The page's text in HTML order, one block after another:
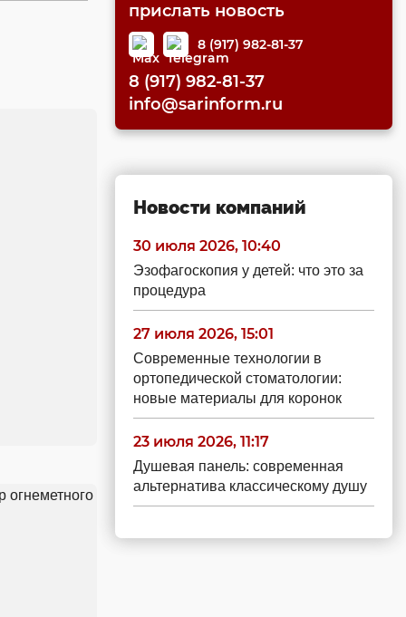
прислать новость
8 (917) 982-81-37
8 (917) 982-81-37
info@sarinform.ru
Новости компаний
30 июля 2026, 10:40
Эзофагоскопия у детей: что это за
процедура
27 июля 2026, 15:01
Современные технологии в
ортопедической стоматологии:
новые материалы для коронок
23 июля 2026, 11:17
Душевая панель: современная
альтернатива классическому душу